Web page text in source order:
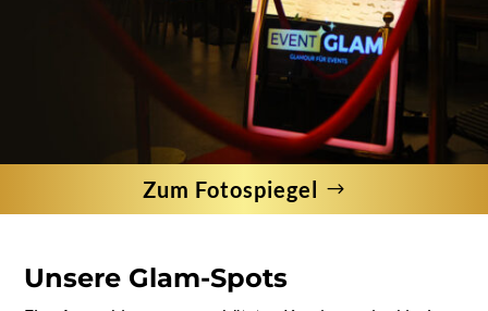
Zum Fotospiegel
Unsere Glam-Spots